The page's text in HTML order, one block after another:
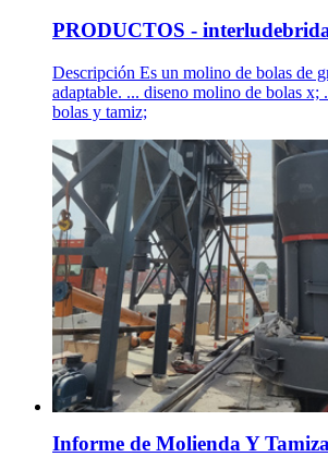
PRODUCTOS -
Descripción Es un molino de bolas de
adaptable. ... diseno molino de bolas x;
bolas y tamiz;
Informe de Molienda Y